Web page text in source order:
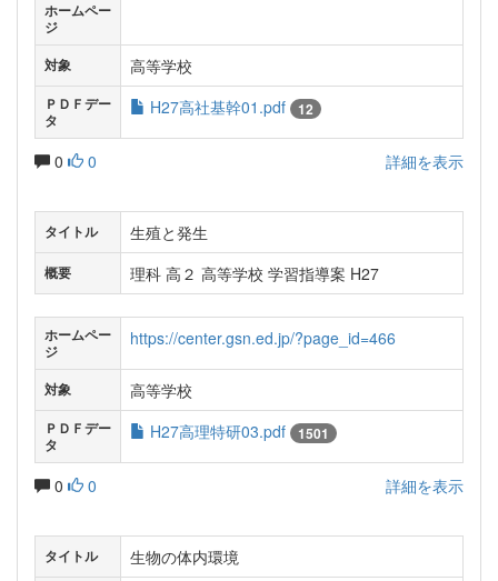
ホームペー
ジ
対象
高等学校
ＰＤＦデー
タ
H27高社基幹01.pdf 12
0 0 詳細を表示
タイトル 生殖と発生
概要 理科 高２ 高等学校 学習指導案 H27
ホームペー
ジ
https://center.gsn.ed.jp/?page_id=466
対象 高等学校
ＰＤＦデー
タ
H27高理特研03.pdf 1501
0 0 詳細を表示
タイトル 生物の体内環境